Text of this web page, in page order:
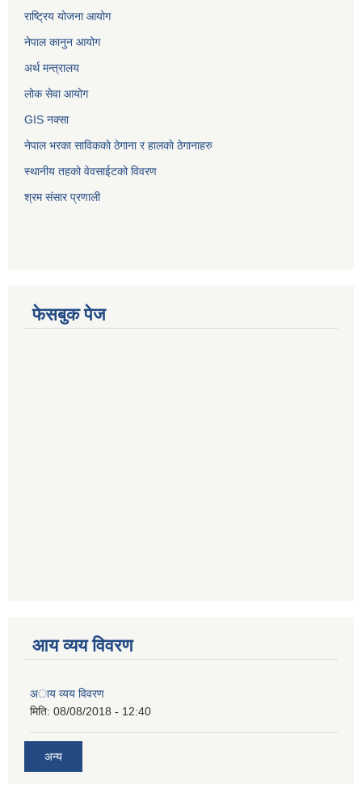
राष्ट्रिय योजना आयोग
नेपाल कानुन आयोग
अर्थ मन्त्रालय
लोक सेवा आयोग
GIS नक्सा
नेपाल भरका साविककाे ठेगाना र हालकाे ठेगानाहरु
स्थानीय तहको वेवसाईटको विवरण
श्रम संसार प्रणाली
फेसबुक पेज
आय व्यय विवरण
अाय व्यय विवरण
मिति: 08/08/2018 - 12:40
अन्य